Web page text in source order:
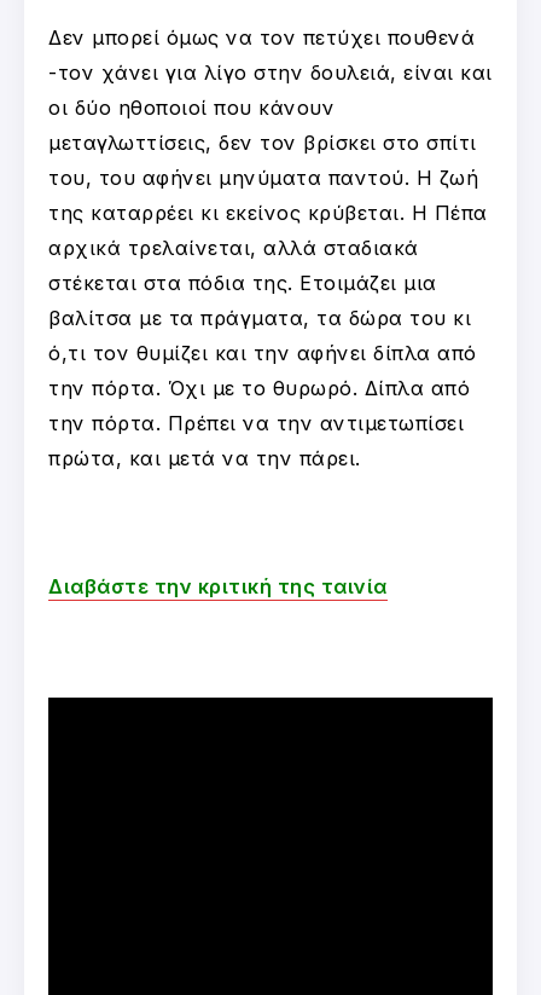
Δεν μπορεί όμως να τον πετύχει πουθενά
-τον χάνει για λίγο στην δουλειά, είναι και
οι δύο ηθοποιοί που κάνουν
μεταγλωττίσεις, δεν τον βρίσκει στο σπίτι
του, του αφήνει μηνύματα παντού. Η ζωή
της καταρρέει κι εκείνος κρύβεται. Η Πέπα
αρχικά τρελαίνεται, αλλά σταδιακά
στέκεται στα πόδια της. Ετοιμάζει μια
βαλίτσα με τα πράγματα, τα δώρα του κι
ό,τι τον θυμίζει και την αφήνει δίπλα από
την πόρτα. Όχι με το θυρωρό. Δίπλα από
την πόρτα. Πρέπει να την αντιμετωπίσει
πρώτα, και μετά να την πάρει.
Διαβάστε την κριτική της ταινία